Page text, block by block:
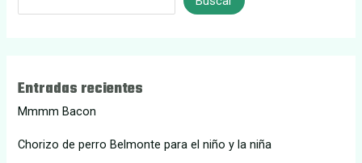
Entradas recientes
Mmmm Bacon
Chorizo de perro Belmonte para el niño y la niña